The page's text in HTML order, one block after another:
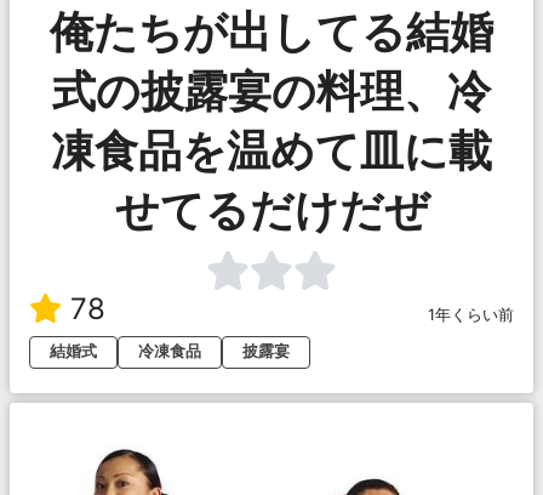
俺たちが出してる結婚
式の披露宴の料理、冷
凍食品を温めて皿に載
せてるだけだぜ
78
1年くらい前
結婚式
冷凍食品 披露宴